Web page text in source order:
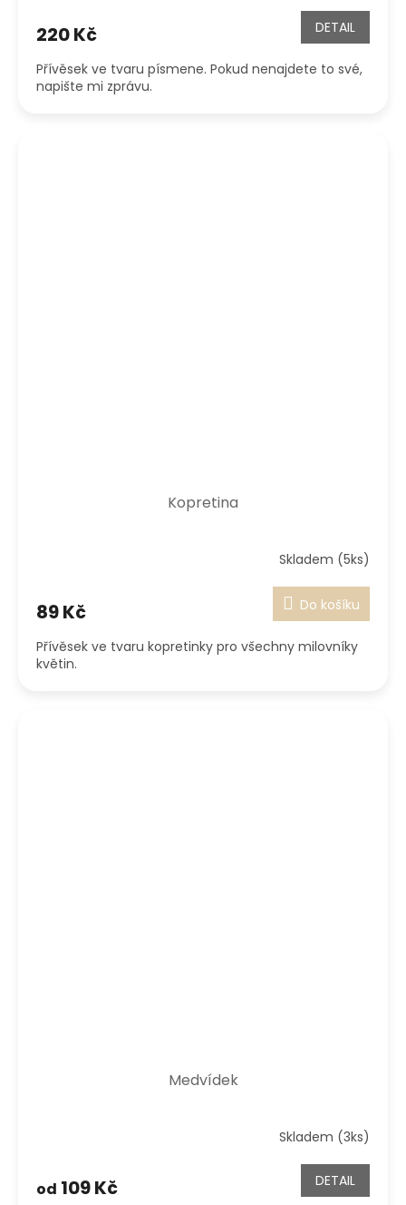
220 Kč DETAIL
Přívěsek ve tvaru písmene. Pokud nenajdete to své,
napište mi zprávu.
Kopretina
Skladem (5ks)
89 Kč Do košíku
Přívěsek ve tvaru kopretinky pro všechny milovníky
květin.
Medvídek
Skladem (3ks)
od 109 Kč DETAIL